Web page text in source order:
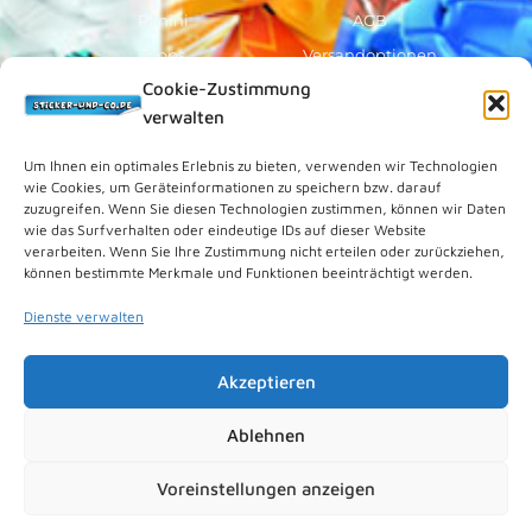
Cookie-Zustimmung
verwalten
Um Ihnen ein optimales Erlebnis zu bieten, verwenden wir Technologien
wie Cookies, um Geräteinformationen zu speichern bzw. darauf
zuzugreifen. Wenn Sie diesen Technologien zustimmen, können wir Daten
wie das Surfverhalten oder eindeutige IDs auf dieser Website
verarbeiten. Wenn Sie Ihre Zustimmung nicht erteilen oder zurückziehen,
können bestimmte Merkmale und Funktionen beeinträchtigt werden.
Dienste verwalten
Akzeptieren
Ablehnen
Voreinstellungen anzeigen
Panini
Topps
Blue Ocean
Sammelfiguren
Vorverkauf
AGB
Versandoptionen
Zahlungsoptionen
Über Uns
Rechtliches
Kundenkonto
Datenschutz
Cookies (EU)
Vertrag widerrufen